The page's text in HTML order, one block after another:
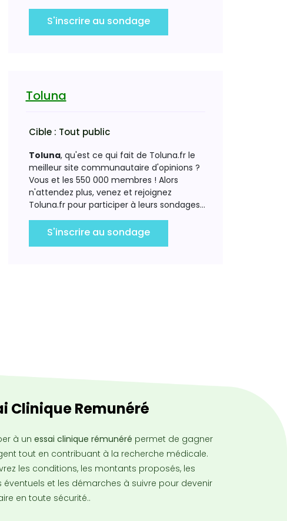
S'inscrire au sondage
Toluna
Cible : Tout public
Toluna, qu'est ce qui fait de Toluna.fr le
meilleur site communautaire d'opinions ?
Vous et les 550 000 membres ! Alors
n'attendez plus, venez et rejoignez
Toluna.fr pour participer à leurs sondages...
S'inscrire au sondage
Clinique Remunéré
à un essai clinique rémunéré permet de gagner
tout en contribuant à la recherche médicale.
les conditions, les montants proposés, les
éventuels et les démarches à suivre pour devenir
en toute sécurité..